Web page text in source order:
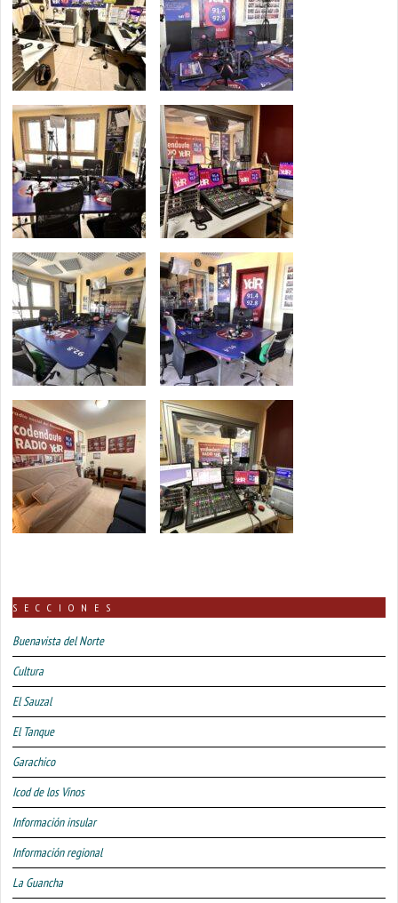
SECCIONES
Buenavista del Norte
Cultura
El Sauzal
El Tanque
Garachico
Icod de los Vinos
Información insular
Información regional
La Guancha